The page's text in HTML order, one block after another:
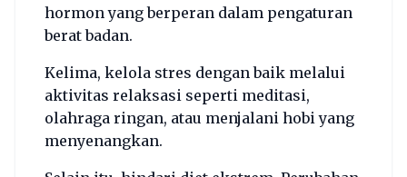
hormon yang berperan dalam pengaturan
berat badan.
Kelima, kelola stres dengan baik melalui
aktivitas relaksasi seperti meditasi,
olahraga ringan, atau menjalani hobi yang
menyenangkan.